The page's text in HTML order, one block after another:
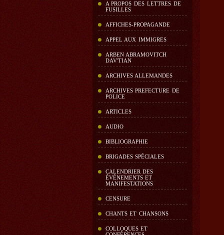
A PROPOS DES LETTRES DE
FUSILLES
AFFICHES-PROPAGANDE
APPEL AUX IMMIGRES
ARBEN ABRAMOVITCH
DAV'TIAN
ARCHIVES ALLEMANDES
ARCHIVES PREFECTURE DE
POLICE
ARTICLES
AUDIO
BIBLIOGRAPHIE
BRIGADES SPÉCIALES
CALENDRIER DES
ÉVÉNEMENTS ET
MANIFESTATIONS
CENSURE
CHANTS ET CHANSONS
COLLOQUES ET